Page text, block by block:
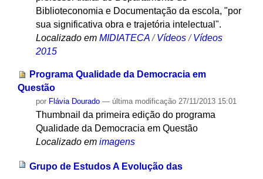
Biblioteconomia e Documentação da escola, "por
sua significativa obra e trajetória intelectual".
Localizado em MIDIATECA /Vídeos /Vídeos
2015
Programa Qualidade da Democracia em
Questão
por Flávia Dourado — última modificação27/11/2013 15:01
Thumbnail da primeira edição do programa
Qualidade da Democracia em Questão
Localizado em imagens
Grupo de Estudos A Evolução das